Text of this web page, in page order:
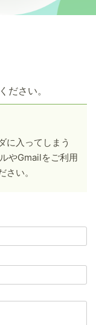
ださい。
に入ってしまう
やGmailをご利用
い。